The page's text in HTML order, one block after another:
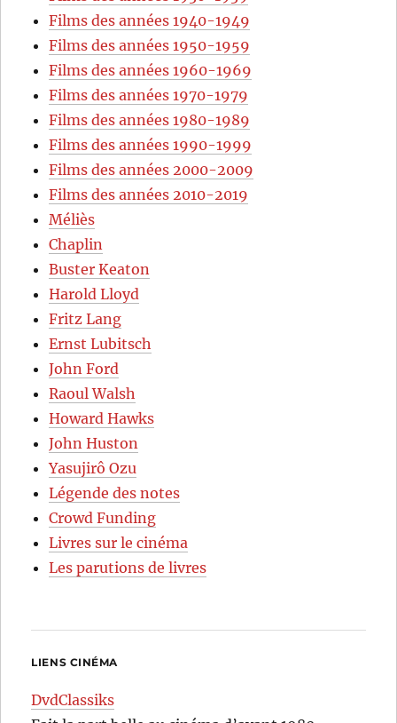
Films des années 1940-1949
Films des années 1950-1959
Films des années 1960-1969
Films des années 1970-1979
Films des années 1980-1989
Films des années 1990-1999
Films des années 2000-2009
Films des années 2010-2019
Méliès
Chaplin
Buster Keaton
Harold Lloyd
Fritz Lang
Ernst Lubitsch
John Ford
Raoul Walsh
Howard Hawks
John Huston
Yasujirô Ozu
Légende des notes
Crowd Funding
Livres sur le cinéma
Les parutions de livres
LIENS CINÉMA
DvdClassiks